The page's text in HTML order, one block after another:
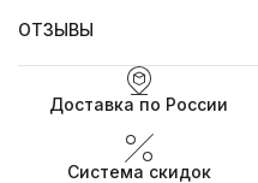
ОТЗЫВЫ
Доставка по России
Система скидок